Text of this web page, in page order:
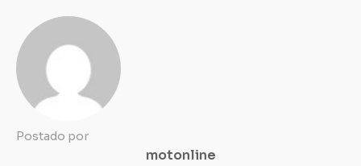
Postado por
motonline